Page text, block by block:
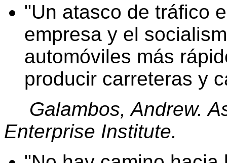
Un atasco de tráfico
empresa y el
automóviles más
producir carreteras y
Galambos, Andrew.
Enterprise Institute.